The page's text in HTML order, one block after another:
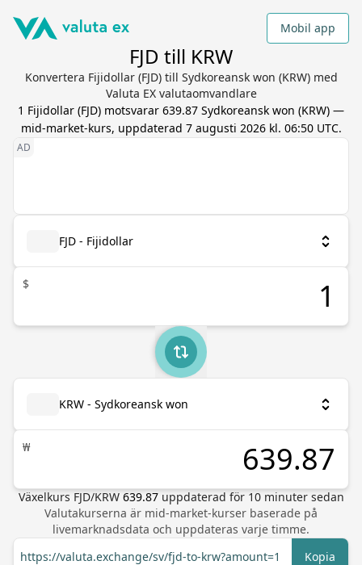
Mobil app
FJD till KRW
Konvertera Fijidollar (FJD) till Sydkoreansk won (KRW) med
Valuta EX valutaomvandlare
1 Fijidollar (FJD) motsvarar 639.87 Sydkoreansk won (KRW) —
mid-market-kurs, uppdaterad 7 augusti 2026 kl. 06:50 UTC.
FJD - Fijidollar
$
KRW - Sydkoreansk won
₩
Växelkurs FJD/KRW 639.87 uppdaterad för 10minuter sedan
Valutakurserna är mid-market-kurser baserade på
livemarknadsdata och uppdateras varje timme.
https://valuta.exchange/sv/fjd-to-krw?amount=1
Kopia